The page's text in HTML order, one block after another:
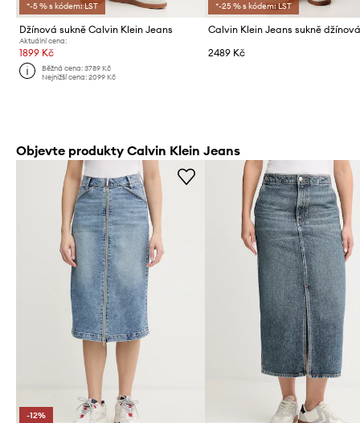
*-5 % s kódem: LST
Džínová sukně Calvin Klein Jeans
Aktuální cena:
1899 Kč
Běžná cena:3789 Kč
Nejnižší cena:2099 Kč
*-25 % s kódem: LST
Calvin Klein Jeans sukně
2489 Kč
Objevte produkty Calvin Klein Jeans
-12%